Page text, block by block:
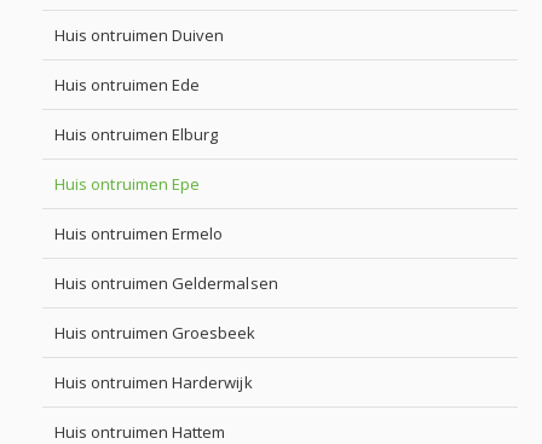
Huis ontruimen Duiven
Huis ontruimen Ede
Huis ontruimen Elburg
Huis ontruimen Epe
Huis ontruimen Ermelo
Huis ontruimen Geldermalsen
Huis ontruimen Groesbeek
Huis ontruimen Harderwijk
Huis ontruimen Hattem